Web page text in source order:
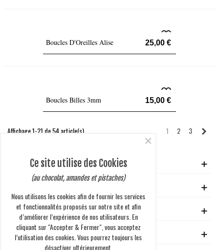
Boucles D'Oreilles Alise 25,00 €
Boucles Billes 3mm 15,00 €
Affichage 1-21 de 54 article(s) 1 2 3
VOTRE COMPTE
EN SAVOIR PLUS
ENTREPRISE
Ce site utilise des Cookies
(au chocolat, amandes et pistaches)
Nous utilisons les cookies afin de fournir les services
et fonctionnalités proposés sur notre site et afin
d’améliorer l’expérience de nos utilisateurs. En
cliquant sur "Accepter & Fermer", vous acceptez
l’utilisation des cookies. Vous pourrez toujours les
désactiver ultérieurement.
×